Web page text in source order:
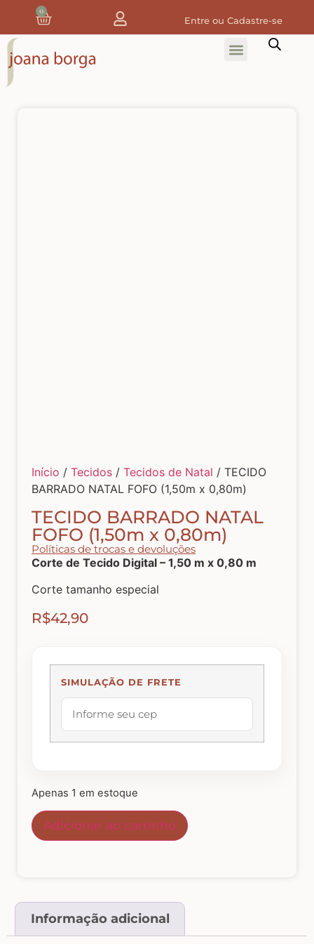
0
Entre ou Cadastre-se
Home
Tecidos Estampas de Cozinha
Tecidos de Páscoa
Natal
Abóboras
Caixas de MDF
Casinhas – Cercas – Portões – Luminárias –
Costura e Ateliê
Início / Tecidos / Tecidos de Natal / TECIDO
BARRADO NATAL FOFO (1,50m x 0,80m)
TECIDO BARRADO NATAL
FOFO (1,50m x 0,80m)
Políticas de trocas e devoluções
Corte de Tecido Digital – 1,50 m x 0,80 m
Corte tamanho especial
R$42,90
SIMULAÇÃO DE FRETE
Apenas 1 em estoque
Adicionar ao carrinho
Informação adicional